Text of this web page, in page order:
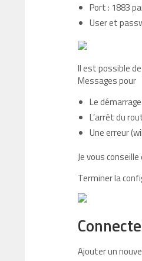
Port : 1883
User et
Il est possible
Messages pour
Le
L’arrêt du
Une erreur
Je vous
Terminer la
Ajouter un